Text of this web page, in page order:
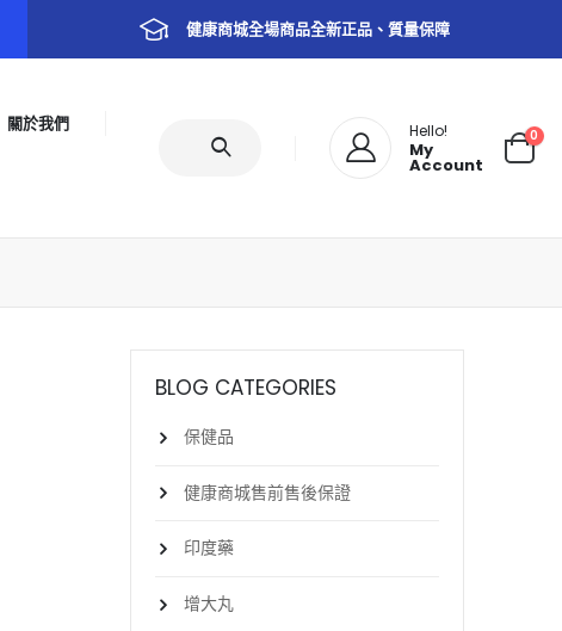
健康商城全場商品全新正品、質量保障
關於我們 Hello!
My
Account
0
BLOG CATEGORIES
保健品
健康商城售前售後保證
印度藥
增大丸